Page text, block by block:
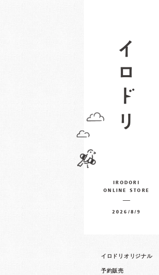
IRODORI
ONLINE STORE
2026/8/9
イロドリオリジナル
予約販売